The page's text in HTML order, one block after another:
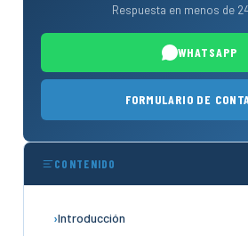
Respuesta en menos de
WHATSAPP
FORMULARIO DE
CONTENIDO
Introducción